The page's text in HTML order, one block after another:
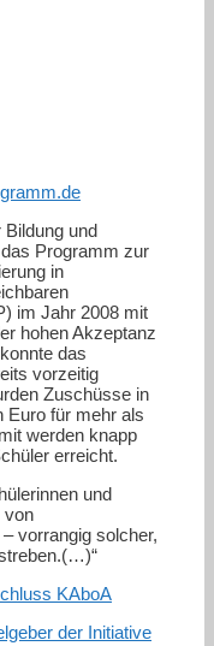
Bildung und
Programm zur
in
im Jahr 2008 mit
hohen Akzeptanz
das
vorzeitig
Zuschüsse in
Euro für mehr als
werden knapp
erreicht.
und
von
vorrangig solcher,